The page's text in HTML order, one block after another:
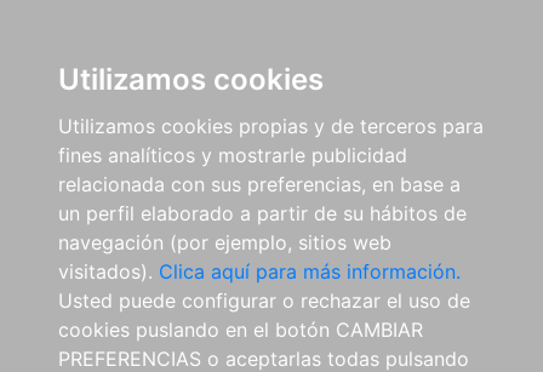
Utilizamos cookies
Utilizamos cookies propias y de terceros para
fines analíticos y mostrarle publicidad
relacionada con sus preferencias, en base a
un perfil elaborado a partir de su hábitos de
navegación (por ejemplo, sitios web
visitados). Clica aquí para más información.
Usted puede configurar o rechazar el uso de
cookies puslando en el botón CAMBIAR
PREFERENCIAS o aceptarlas todas pulsando